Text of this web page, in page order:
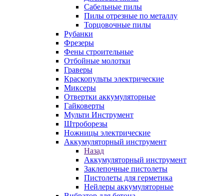
Сабельные пилы
Пилы отрезные по металлу
Торцовочные пилы
Рубанки
Фрезеры
Фены строительные
Отбойные молотки
Граверы
Краскопульты электрические
Миксеры
Отвертки аккумуляторные
Гайковерты
Мульти Инструмент
Штроборезы
Ножницы электрические
Аккумуляторный инструмент
Назад
Аккумуляторный инструмент
Заклепочные пистолеты
Пистолеты для герметика
Нейлеры аккумуляторные